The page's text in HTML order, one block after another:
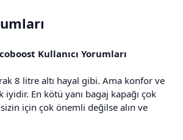
Kullanıcı Yorumları
8 litre altı hayal gibi. Ama konfor ve
En kötü yanı bagaj kapağı çok
sizin için çok önemli değilse alın ve